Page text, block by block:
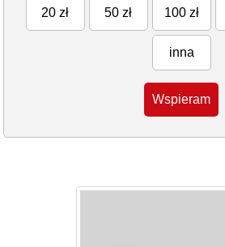
20 zł 50 zł 100 zł
inna
Wspieram